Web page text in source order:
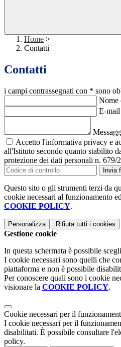
Home >
Contatti
Contatti
i campi contrassegnati con * sono
Nome
E-mail
Accetto l'informativa privacy e
all'Istituto secondo quanto stabilito
protezione dei dati personali n. 679/
Invia
Questo sito o gli strumenti terzi da
cookie necessari al funzionamento
COOKIE POLICY.
Personalizza Rifiuta tutti i cookies
Gestione cookie
In questa schermata è possibile
I cookie necessari sono quelli che
piattaforma e non è possibile
Per conoscere quali sono i cookie
visionare la COOKIE POLICY.
Cookie necessari per il
I cookie necessari per il
disabilitati. È possibile consultare
policy.